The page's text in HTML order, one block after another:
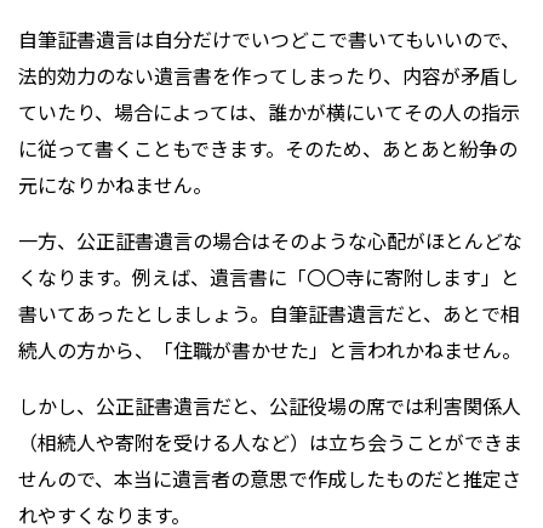
自筆証書遺言は自分だけでいつどこで書いてもいいので、
法的効力のない遺言書を作ってしまったり、内容が矛盾し
ていたり、場合によっては、誰かが横にいてその人の指示
に従って書くこともできます。そのため、あとあと紛争の
元になりかねません。
一方、公正証書遺言の場合はそのような心配がほとんどな
くなります。例えば、遺言書に「〇〇寺に寄附します」と
書いてあったとしましょう。自筆証書遺言だと、あとで相
続人の方から、「住職が書かせた」と言われかねません。
しかし、公正証書遺言だと、公証役場の席では利害関係人
（相続人や寄附を受ける人など）は立ち会うことができま
せんので、本当に遺言者の意思で作成したものだと推定さ
れやすくなります。